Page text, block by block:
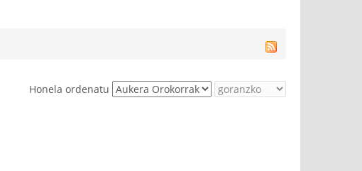
Honela ordenatu